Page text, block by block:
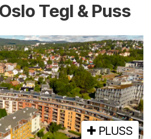
Tegl & Puss
PLUSS